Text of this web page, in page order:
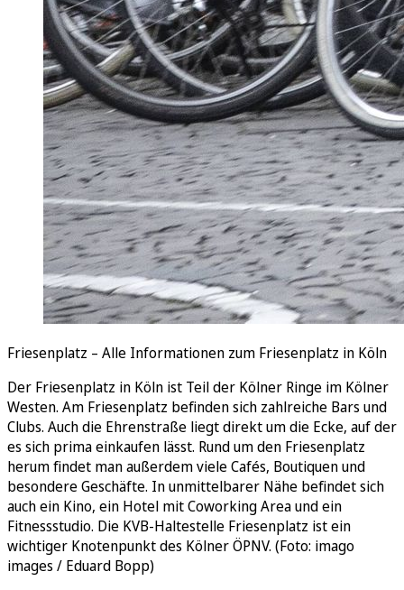
Friesenplatz – Alle Informationen zum Friesenplatz in Köln
Der Friesenplatz in Köln ist Teil der Kölner Ringe im Kölner
Westen. Am Friesenplatz befinden sich zahlreiche Bars und
Clubs. Auch die Ehrenstraße liegt direkt um die Ecke, auf der
es sich prima einkaufen lässt. Rund um den Friesenplatz
herum findet man außerdem viele Cafés, Boutiquen und
besondere Geschäfte. In unmittelbarer Nähe befindet sich
auch ein Kino, ein Hotel mit Coworking Area und ein
Fitnessstudio. Die KVB-Haltestelle Friesenplatz ist ein
wichtiger Knotenpunkt des Kölner ÖPNV. (Foto: imago
images / Eduard Bopp)